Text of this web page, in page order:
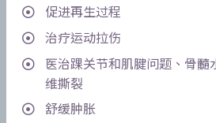
促进再生过程
治疗运动拉伤
医治踝关节和肌腱问题、骨髓
维撕裂
舒缓肿胀